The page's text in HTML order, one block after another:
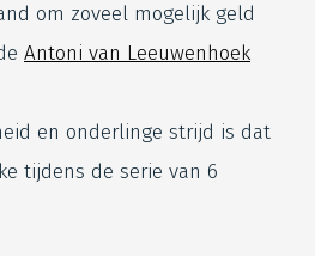
om zoveel mogelijk geld
Antoni van Leeuwenhoek
en onderlinge strijd is dat
tijdens de serie van 6